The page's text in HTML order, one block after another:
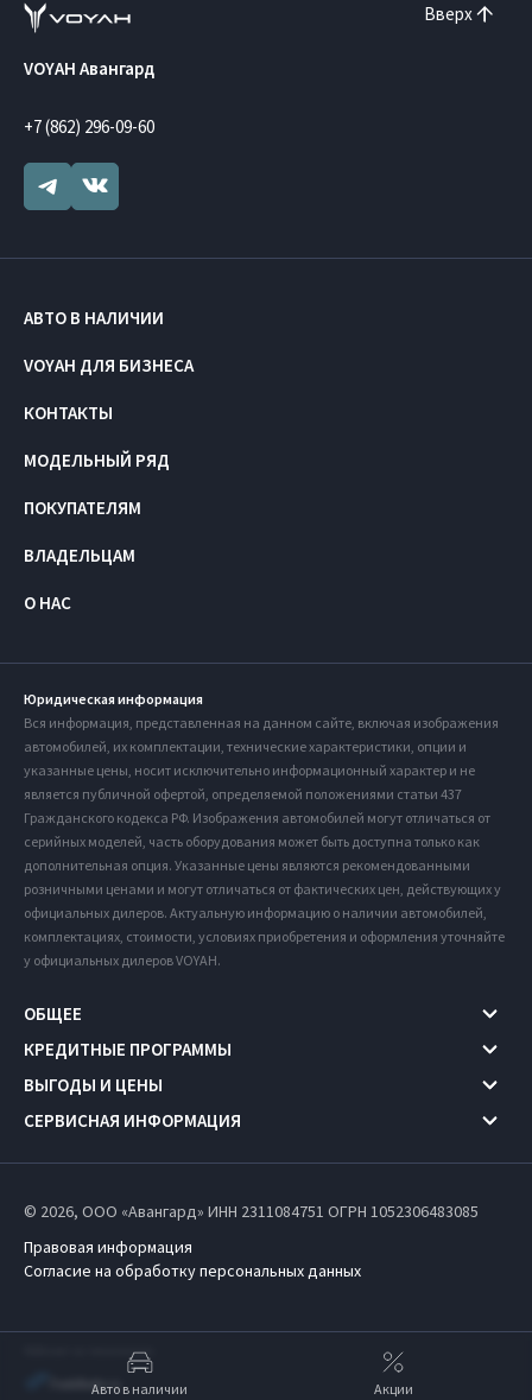
Вверх
VOYAH Авангард
+7 (862) 296-09-60
АВТО В НАЛИЧИИ
VOYAH ДЛЯ БИЗНЕСА
КОНТАКТЫ
МОДЕЛЬНЫЙ РЯД
ПОКУПАТЕЛЯМ
ВЛАДЕЛЬЦАМ
О НАС
Юридическая информация
Вся информация, представленная на данном сайте, включая изображения
автомобилей, их комплектации, технические характеристики, опции и
указанные цены, носит исключительно информационный характер и не
является публичной офертой, определяемой положениями статьи 437
Гражданского кодекса РФ. Изображения автомобилей могут отличаться от
серийных моделей, часть оборудования может быть доступна только как
дополнительная опция. Указанные цены являются рекомендованными
розничными ценами и могут отличаться от фактических цен, действующих у
официальных дилеров. Актуальную информацию о наличии автомобилей,
комплектациях, стоимости, условиях приобретения и оформления уточняйте
у официальных дилеров VOYAH.
ОБЩЕЕ
КРЕДИТНЫЕ ПРОГРАММЫ
ВЫГОДЫ И ЦЕНЫ
СЕРВИСНАЯ ИНФОРМАЦИЯ
© 2026, ООО «Авангард» ИНН 2311084751 ОГРН 1052306483085
Правовая информация
Согласие на обработку персональных данных
Работает на технологиях
Авто в наличии Акции